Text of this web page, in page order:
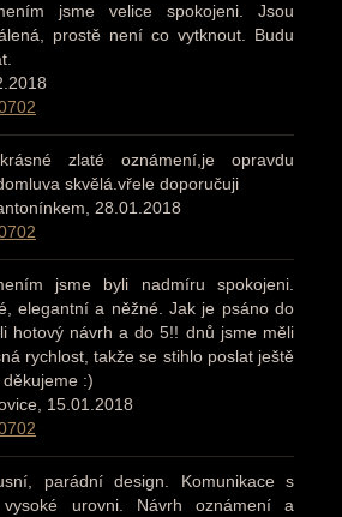
jsme velice spokojeni. Jsou
prostě není co vytknout. Budu
zlaté oznámení,je opravdu
skvělá.vřele doporučuji
28.01.2018
jsme byli nadmíru spokojeni.
elegantní a něžné. Jak je psáno do
hotový návrh a do 5!! dnů jsme měli
rychlost, takže se stihlo poslat ještě
:)
15.01.2018
parádní design. Komunikace s
urovni. Návrh oznámení a